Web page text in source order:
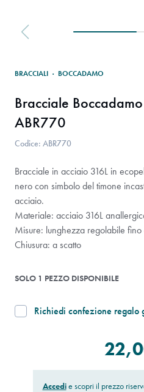
BRACCIALI · BOCCADAMO
Bracciale
ABR770
Codice: ABR770
Bracciale in acciaio 316L in
nero con simbolo del timone
acciaio.
Materiale: acciaio 316L
Misure: lunghezza regolabile fino
Chiusura: a scatto
SOLO 1 PEZZO DISPONIBILE
Richiedi confezione regalo
Accedie scopri il prezzo